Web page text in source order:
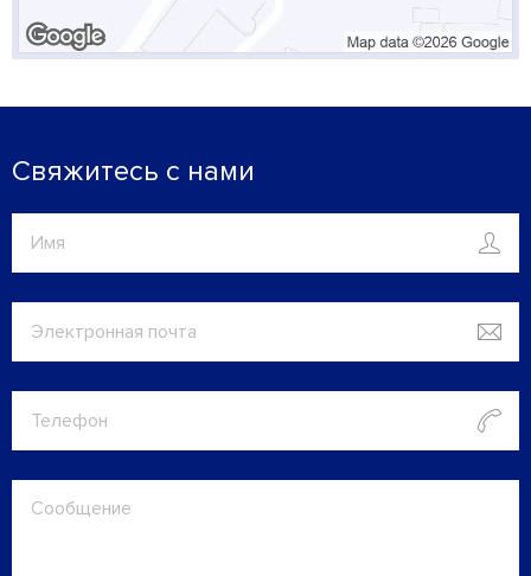
Свяжитесь с нами